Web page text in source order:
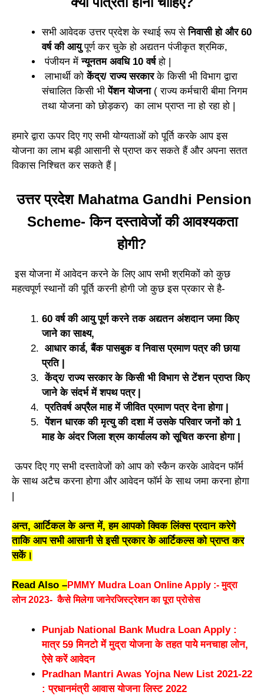
सभी आवेदक उत्तर प्रदेश के स्थाई रूप सेनिवासी हो और 60
वर्ष की आयुपूर्ण कर चुके हो अद्यतन पंजीकृत श्रमिक,
पंजीयन मेंन्यूनतम अवधि 10 वर्षहो |
लाभार्थी कोकेंद्र/ राज्य सरकारके किसी भी विभाग द्वारा
संचालित किसी भीपेंशन योजना( राज्य कर्मचारी बीमा निगम
तथा योजना को छोड़कर) का लाभ प्राप्त ना हो रहा हो |
हमारे द्वारा ऊपर दिए गए सभी योग्यताओं को पूर्ति करके आप इस
योजना का लाभ बड़ी आसानी से प्राप्त कर सकते हैं और अपना सतत
विकास निश्चित कर सकते हैं |
उत्तर प्रदेश Mahatma Gandhi Pension
Scheme- किन दस्तावेजों की आवश्यकता
होगी?
इस योजना में आवेदन करने के लिए आप सभी श्रमिकों को कुछ
महत्वपूर्ण स्थानों की पूर्ति करनी होगी जो कुछ इस प्रकार से है-
60 वर्ष की आयु पूर्ण करने तक अद्यतन अंशदान जमा किए
जाने का साक्ष्य,
आधार कार्ड, बैंक पासबुक व निवास प्रमाण पत्र की छाया
प्रति |
केंद्र/ राज्य सरकार के किसी भी विभाग से टेंशन प्राप्त किए
जाने के संदर्भ में शपथ पत्र |
प्रतिवर्ष अप्रैल माह में जीवित प्रमाण पत्र देना होगा |
पेंशन धारक की मृत्यु की दशा में उसके परिवार जनों को 1
माह के अंदर जिला श्रम कार्यालय को सूचित करना होगा |
ऊपर दिए गए सभी दस्तावेजों को आप को स्कैन करके आवेदन फॉर्म
के साथ अटैच करना होगा और आवेदन फॉर्म के साथ जमा करना होगा
अन्त, आर्टिकल के अन्त में, हम आपको क्विक लिंक्स प्रदान करेगे
ताकि आप सभी आसानी से इसी प्रकार के आर्टिकल्स को प्राप्त कर
सकें।
Read Also –PMMY Mudra Loan Online Apply :- मुद्रा
लोन 2023- कैसे मिलेगा जानेरजिस्ट्रेशन का पूरा प्रोसेस
Punjab National Bank Mudra Loan Apply :
मात्र 59 मिनटो में मुद्रा योजना के तहत पायेे मनचाहा लोन,
ऐसे करें आवेदन
Pradhan Mantri Awas Yojna New List 2021-22
: प्रधानमंत्री आवास योजना लिस्ट 2022